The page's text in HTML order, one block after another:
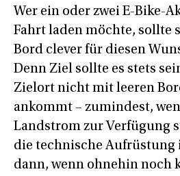
Wer ein oder zwei E-Bike-
Fahrt laden möchte, sollte
Bord clever für diesen
Denn Ziel sollte es stets
Zielort nicht mit leeren
ankommt – zumindest,
Landstrom zur Verfügung
die technische Aufrüstung
dann, wenn ohnehin noch